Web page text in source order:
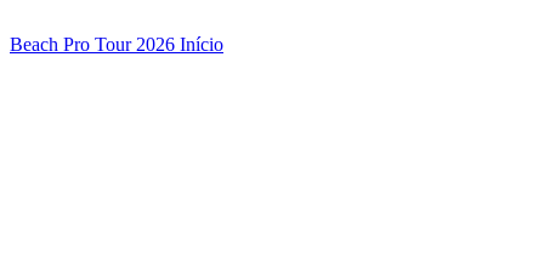
Beach Pro Tour 2026 Início